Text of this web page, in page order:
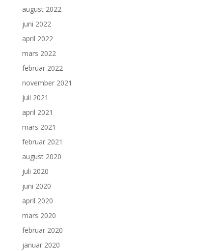
august 2022
juni 2022
april 2022
mars 2022
februar 2022
november 2021
juli 2021
april 2021
mars 2021
februar 2021
august 2020
juli 2020
juni 2020
april 2020
mars 2020
februar 2020
januar 2020